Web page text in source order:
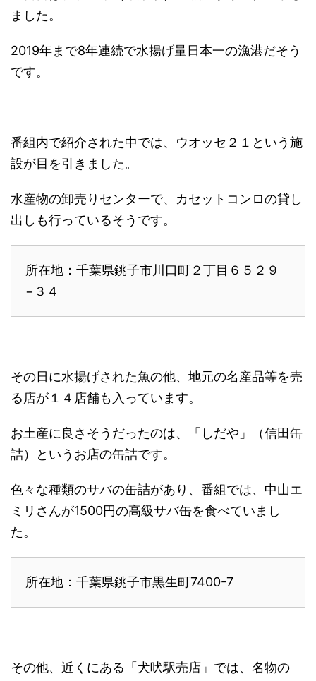
ました。
2019年まで8年連続で水揚げ量日本一の漁港だそう
です。
番組内で紹介された中では、ウオッセ２１という施
設が目を引きました。
水産物の卸売りセンターで、カセットコンロの貸し
出しも行っているそうです。
所在地：千葉県銚子市川口町２丁目６５２９
−３４
その日に水揚げされた魚の他、地元の名産品等を売
る店が１４店舗も入っています。
お土産に良さそうだったのは、「しだや」（信田缶
詰）というお店の缶詰です。
色々な種類のサバの缶詰があり、番組では、中山エ
ミリさんが1500円の高級サバ缶を食べていまし
た。
所在地：千葉県銚子市黒生町7400-7
その他、近くにある「犬吠駅売店」では、名物の